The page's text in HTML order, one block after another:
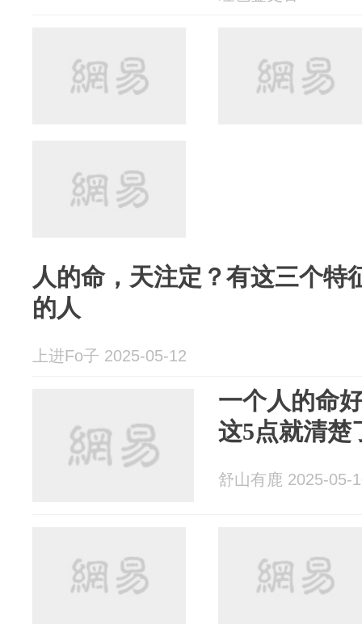
人的命，天注定？有这三个特
的人
上进Fo子 2025-05-12
一个人的命
这5点就清楚
舒山有鹿 2025-05-